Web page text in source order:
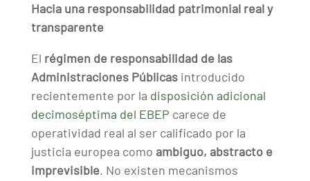
Hacia una responsabilidad patrimonial real y
transparente
El régimen de responsabilidad de las
Administraciones Públicasintroducido
recientemente por la disposición adicional
decimoséptima del EBEP carece de
operatividad real al ser calificado por la
justicia europea como ambiguo, abstracto e
imprevisible. No existen mecanismos